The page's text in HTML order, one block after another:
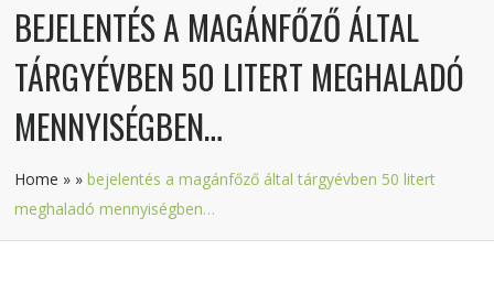
BEJELENTÉS A MAGÁNFŐZŐ ÁLTAL
TÁRGYÉVBEN 50 LITERT MEGHALADÓ
MENNYISÉGBEN…
Home » »bejelentés a magánfőző által tárgyévben 50 litert
meghaladó mennyiségben…